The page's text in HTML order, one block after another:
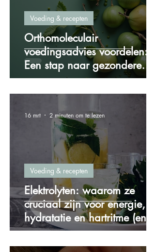
Orthomoleculair
voedingsadvies voordelen:
Een stap naar gezondere
voeding
Voeding & recepten
Elektrolyten: waarom ze
cruciaal zijn voor energie,
hydratatie en hartritme (en
hoe je ze via voeding binnen
krijgt)
Voeding & recepten
16 mrt 2 minuten om te lezen